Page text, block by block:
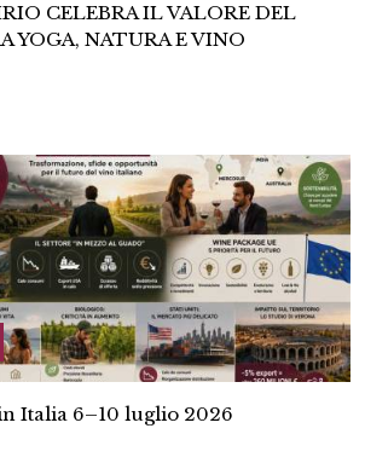
CELEBRA IL VALORE DEL
YOGA, NATURA E VINO
Italia 6–10 luglio 2026